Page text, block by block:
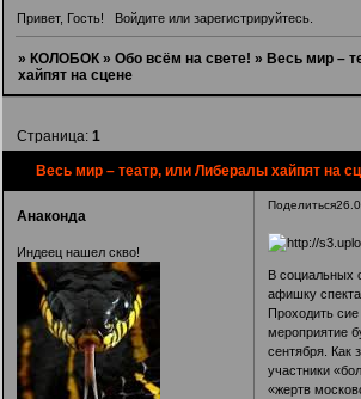
Привет, Гость! Войдитеили зарегистрируйтесь.
»КОЛОБОК »Обо всём на свете! »Весь мир –
хайпят на сцене
Весь мир – театр, или Либералы хайпят на
Страница:1
Поделиться
Анаконда
Индеец нашел скво!
В социальных
афишку
Проходить
мероприятие
сентября. Как
участники
«жертв